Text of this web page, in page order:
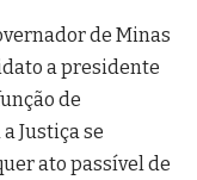
de Minas
a presidente
de
Justiça se
ato passível de